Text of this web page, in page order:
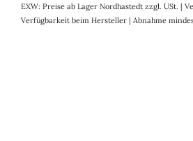
EXW: Preise ab Lager Nordhastedt zzgl. USt. |
Verfügbarkeit beim Hersteller | Abnahme